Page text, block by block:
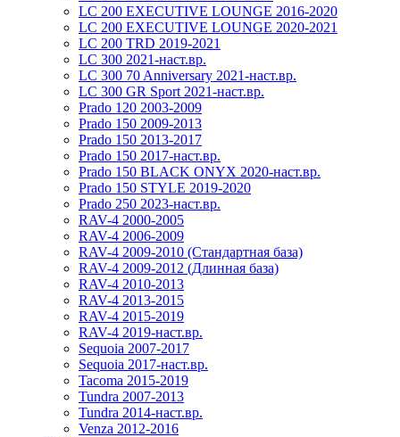
LC 200 EXECUTIVE LOUNGE 2016-2020
LC 200 EXECUTIVE LOUNGE 2020-2021
LC 200 TRD 2019-2021
LC 300 2021-наст.вр.
LC 300 70 Anniversary 2021-наст.вр.
LC 300 GR Sport 2021-наст.вр.
Prado 120 2003-2009
Prado 150 2009-2013
Prado 150 2013-2017
Prado 150 2017-наст.вр.
Prado 150 BLACK ONYX 2020-наст.вр.
Prado 150 STYLE 2019-2020
Prado 250 2023-наст.вр.
RAV-4 2000-2005
RAV-4 2006-2009
RAV-4 2009-2010 (Стандартная база)
RAV-4 2009-2012 (Длинная база)
RAV-4 2010-2013
RAV-4 2013-2015
RAV-4 2015-2019
RAV-4 2019-наст.вр.
Sequoia 2007-2017
Sequoia 2017-наст.вр.
Tacoma 2015-2019
Tundra 2007-2013
Tundra 2014-наст.вр.
Venza 2012-2016